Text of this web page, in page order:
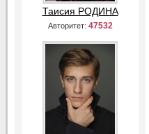
Таисия РОДИНА
Авторитет: 47532